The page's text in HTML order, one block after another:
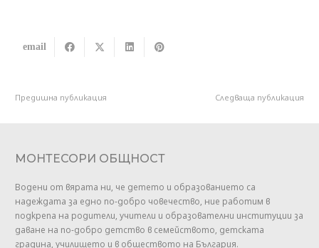
Предишна публикация Следваща публикация
МОНТЕСОРИ ОБЩНОСТ
Водени от вярата ни, че детето и образованието са
надеждата за едно по-добро човечество, ние работим в
подкрепа на родители, учители и образователни институции за
даване на по-добро детство в семейството, детската
градина, училището и в обществото на България.